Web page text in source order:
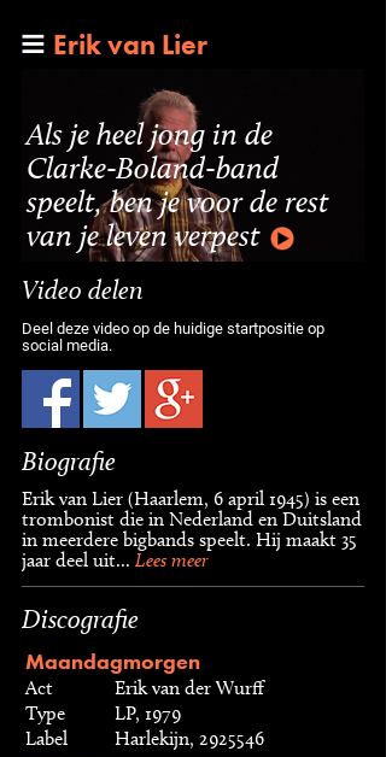
Erik van Lier
Als je heel jong in de
Clarke-Boland-band
speelt, ben je voor de rest
van je leven verpest
Video delen
Deel deze video op de huidige startpositie op
social media.
Biografie
Erik van Lier (Haarlem, 6 april 1945) is een
trombonist die in Nederland en Duitsland
in meerdere bigbands speelt. Hij maakt 35
jaar deel uit... Lees meer
Discografie
Maandagmorgen
Act
Erik van der Wurff
Type
LP, 1979
Label
Harlekijn, 2925546